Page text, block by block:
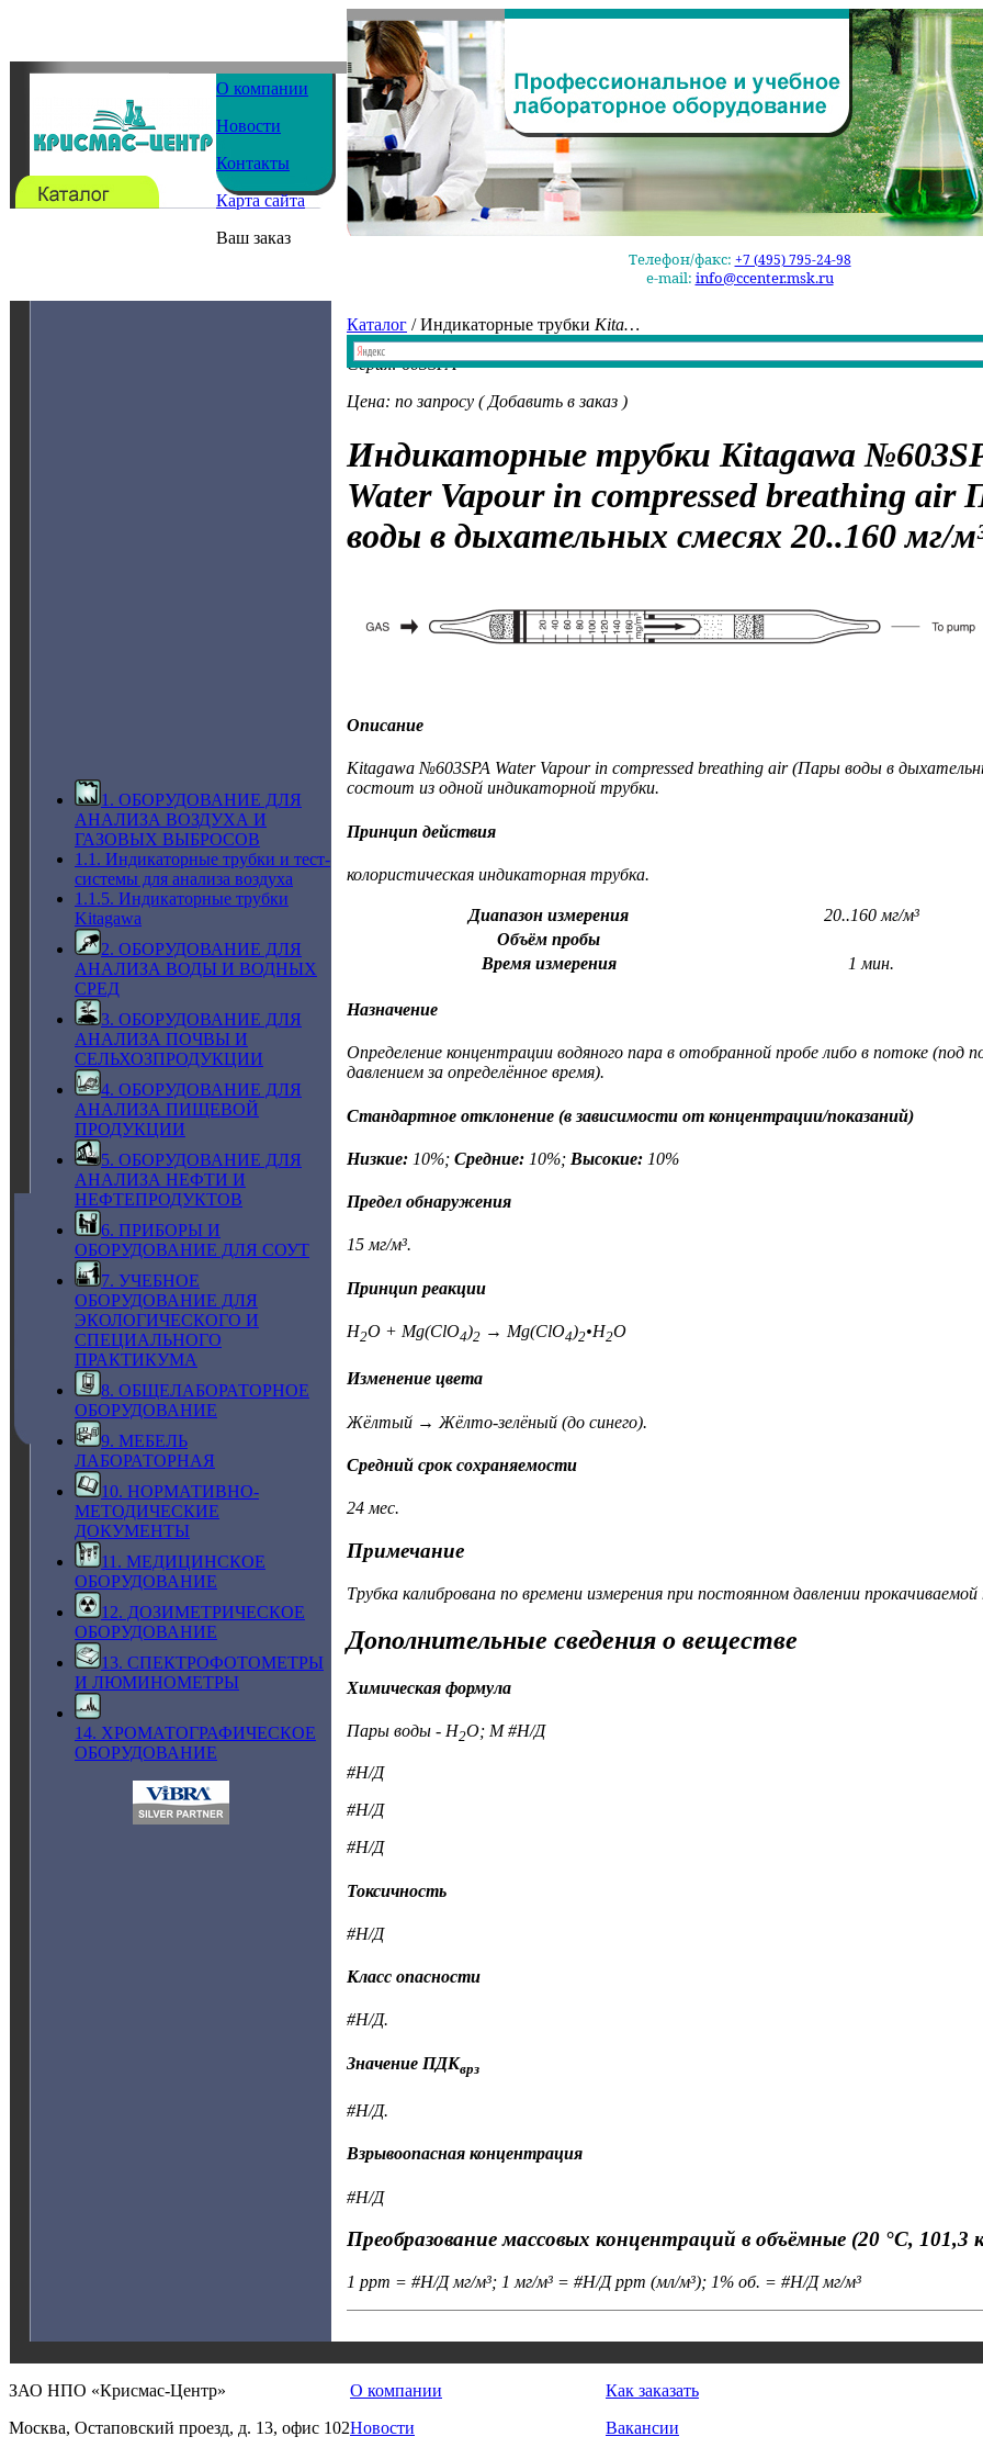
О компании
Новости
Контакты
Карта сайта
Ваш заказ
Телефон/факс: +7 (495) 795-24-98
e-mail: info@ccenter.msk.ru
1. ОБОРУДОВАНИЕ ДЛЯ
АНАЛИЗА ВОЗДУХА И
ГАЗОВЫХ ВЫБРОСОВ
1.1. Индикаторные трубки и тест-
системы для анализа воздуха
1.1.5. Индикаторные трубки
Kitagawa
2. ОБОРУДОВАНИЕ ДЛЯ
АНАЛИЗА ВОДЫ И ВОДНЫХ
СРЕД
3. ОБОРУДОВАНИЕ ДЛЯ
АНАЛИЗА ПОЧВЫ И
СЕЛЬХОЗПРОДУКЦИИ
4. ОБОРУДОВАНИЕ ДЛЯ
АНАЛИЗА ПИЩЕВОЙ
ПРОДУКЦИИ
5. ОБОРУДОВАНИЕ ДЛЯ
АНАЛИЗА НЕФТИ И
НЕФТЕПРОДУКТОВ
6. ПРИБОРЫ И
ОБОРУДОВАНИЕ ДЛЯ СОУТ
7. УЧЕБНОЕ
ОБОРУДОВАНИЕ ДЛЯ
ЭКОЛОГИЧЕСКОГО И
СПЕЦИАЛЬНОГО
ПРАКТИКУМА
8. ОБЩЕЛАБОРАТОРНОЕ
ОБОРУДОВАНИЕ
9. МЕБЕЛЬ
ЛАБОРАТОРНАЯ
10. НОРМАТИВНО-
МЕТОДИЧЕСКИЕ
ДОКУМЕНТЫ
11. МЕДИЦИНСКОЕ
ОБОРУДОВАНИЕ
12. ДОЗИМЕТРИЧЕСКОЕ
ОБОРУДОВАНИЕ
13. СПЕКТРОФОТОМЕТРЫ
И ЛЮМИНОМЕТРЫ
14. ХРОМАТОГРАФИЧЕСКОЕ
ОБОРУДОВАНИЕ
Каталог / Индикаторные трубки Kita…
Серия: 603SPA
Цена: по запросу ( Добавить в заказ )
Индикаторные трубкиKitagawa
Water Vapour in compressed breathing air
воды в дыхательных смесях20..160 мг/
Описание
Kitagawa №603SPA Water Vapour in compressed breathing air (Пары воды в
состоит из одной индикаторной трубки.
Принцип действия
колористическая индикаторная трубка.
Диапазон измерения
20..160 мг/м³
Объём пробы
Время измерения
1 мин.
Назначение
Определение концентрации водяного пара в отобранной пробе либо в потоке (под
давлением за определённое время).
Стандартное отклонение (в зависимости от концентрации/показаний)
Низкие: 10%; Средние: 10%; Высокие: 10%
Предел обнаружения
15 мг/м³.
Принцип реакции
H2O + Mg(ClO4)2 → Mg(ClO4)2•H2O
Изменение цвета
Жёлтый → Жёлто-зелёный (до синего).
Средний срок сохраняемости
24 мес.
Примечание
Трубка калибрована по времени измерения при постоянном давлении
Дополнительные сведения о веществе
Химическая формула
Пары воды - H2O; M #Н/Д
#Н/Д
#Н/Д
#Н/Д
Токсичность
#Н/Д
Класс опасности
#Н/Д.
Значение ПДКврз
#Н/Д.
Взрывоопасная концентрация
#Н/Д
Преобразование массовых концентраций в объёмные (20 °C, 101,3
1 ppm = #Н/Д мг/м³; 1 мг/м³ = #Н/Д ppm (мл/м³); 1% об. = #Н/Д мг/м³
ЗАО НПО «Крисмас-Центр»
Москва, Остаповский проезд, д. 13, офис 102
О компании
Новости
Как заказать
Вакансии